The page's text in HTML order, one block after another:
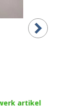
artikel